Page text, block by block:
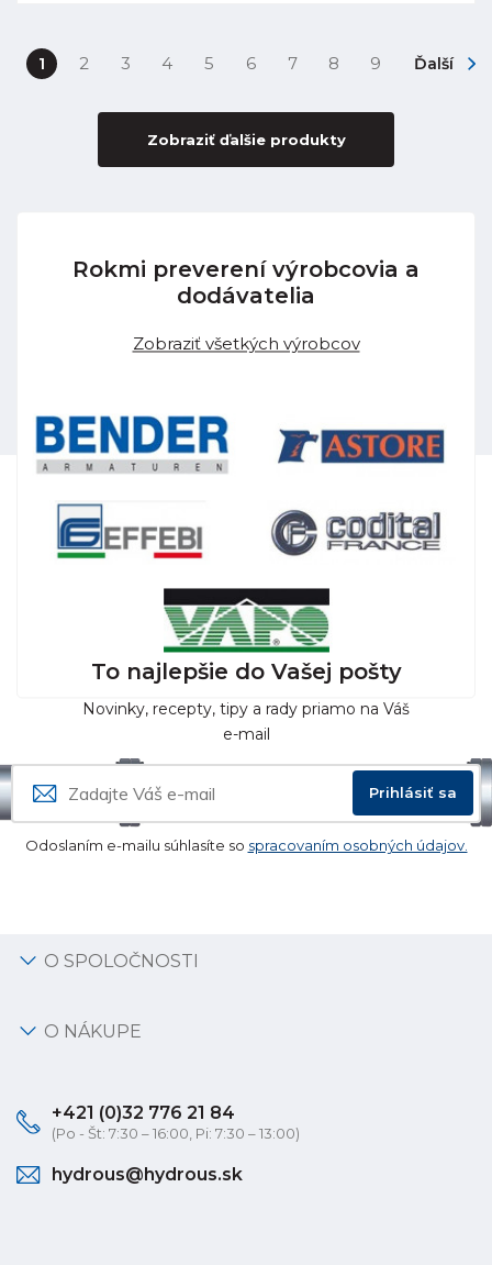
1 2 3 4 5 6 7 8 9 Ďalší
Zobraziť ďalšie produkty
Rokmi preverení výrobcovia a
dodávatelia
Zobraziť všetkých výrobcov
To najlepšie do Vašej pošty
Novinky, recepty, tipy a rady priamo na Váš
e-mail
Prihlásiť sa
Odoslaním e-mailu súhlasíte so spracovaním osobných údajov.
O SPOLOČNOSTI
O NÁKUPE
+421 (0)32 776 21 84
(Po - Št: 7:30 – 16:00, Pi: 7:30 – 13:00)
hydrous@hydrous.sk